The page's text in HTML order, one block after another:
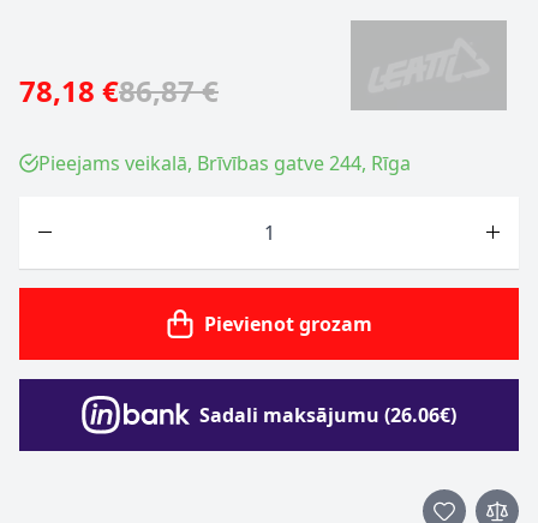
78,18 €86,87 €
Pieejams veikalā, Brīvības gatve 244, Rīga
Pievienot grozam
Sadali maksājumu (26.06€)